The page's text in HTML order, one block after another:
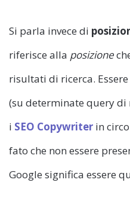
Si parla invece di
riferisce alla posizione
risultati di ricerca.
(su determinate query di
i SEO Copywriter in
fato che non essere
Google significa essere